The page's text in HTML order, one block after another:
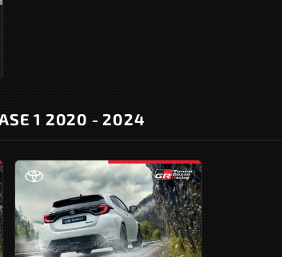
1 2020 - 2024